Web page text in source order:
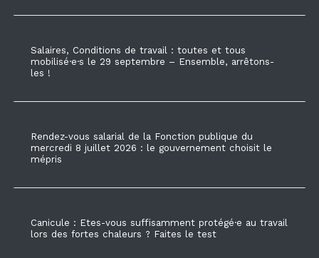
Salaires, Conditions de travail : toutes et tous
mobilisé·e·s le 29 septembre – Ensemble, arrêtons-
les !
Rendez-vous salarial de la Fonction publique du
mercredi 8 juillet 2026 : le gouvernement choisit le
mépris
Canicule : Etes-vous suffisamment protégé·e au travail
lors des fortes chaleurs ? Faites le test